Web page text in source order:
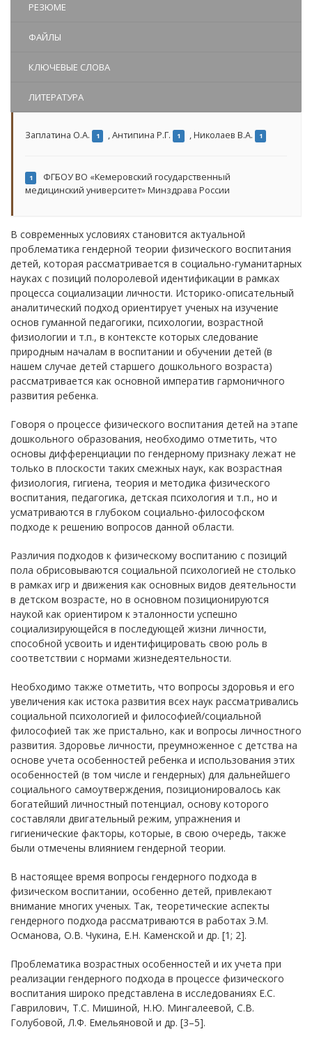
РЕЗЮМЕ
ФАЙЛЫ
КЛЮЧЕВЫЕ СЛОВА
ЛИТЕРАТУРА
Заплатина О.А. 1 ,Антипина Р.Г. 1 ,Николаев В.А. 1
1
ФГБОУ ВО «Кемеровский государственный
медицинский университет» Минздрава России
В современных условиях становится актуальной
проблематика гендерной теории физического воспитания
детей, которая рассматривается в социально-гуманитарных
науках с позиций полоролевой идентификации в рамках
процесса социализации личности. Историко-описательный
аналитический подход ориентирует ученых на изучение
основ гуманной педагогики, психологии, возрастной
физиологии и т.п., в контексте которых следование
природным началам в воспитании и обучении детей (в
нашем случае детей старшего дошкольного возраста)
рассматривается как основной императив гармоничного
развития ребенка.
Говоря о процессе физического воспитания детей на этапе
дошкольного образования, необходимо отметить, что
основы дифференциации по гендерному признаку лежат не
только в плоскости таких смежных наук, как возрастная
физиология, гигиена, теория и методика физического
воспитания, педагогика, детская психология и т.п., но и
усматриваются в глубоком социально-философском
подходе к решению вопросов данной области.
Различия подходов к физическому воспитанию с позиций
пола обрисовываются социальной психологией не столько
в рамках игр и движения как основных видов деятельности
в детском возрасте, но в основном позиционируются
наукой как ориентиром к эталонности успешно
социализирующейся в последующей жизни личности,
способной усвоить и идентифицировать свою роль в
соответствии с нормами жизнедеятельности.
Необходимо также отметить, что вопросы здоровья и его
увеличения как истока развития всех наук рассматривались
социальной психологией и философией/социальной
философией так же пристально, как и вопросы личностного
развития. Здоровье личности, преумноженное с детства на
основе учета особенностей ребенка и использования этих
особенностей (в том числе и гендерных) для дальнейшего
социального самоутверждения, позиционировалось как
богатейший личностный потенциал, основу которого
составляли двигательный режим, упражнения и
гигиенические факторы, которые, в свою очередь, также
были отмечены влиянием гендерной теории.
В настоящее время вопросы гендерного подхода в
физическом воспитании, особенно детей, привлекают
внимание многих ученых. Так, теоретические аспекты
гендерного подхода рассматриваются в работах Э.М.
Османова, О.В. Чукина, Е.Н. Каменской и др. [1; 2].
Проблематика возрастных особенностей и их учета при
реализации гендерного подхода в процессе физического
воспитания широко представлена в исследованиях Е.С.
Гаврилович, Т.С. Мишиной, Н.Ю. Мингалеевой, С.В.
Голубовой, Л.Ф. Емельяновой и др. [3–5].